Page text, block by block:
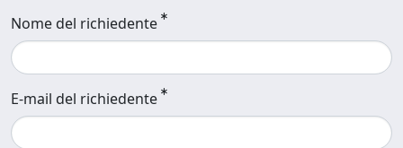
Nome del richiedente
E-mail del richiedente